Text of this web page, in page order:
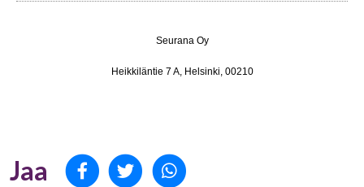
Seurana Oy
Heikkiläntie 7 A, Helsinki, 00210
Jaa Jaa Facekookiin
Jaa Twitteriin